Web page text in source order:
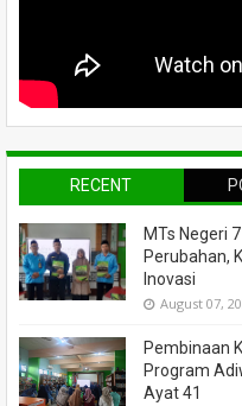
RECENT
MTs Negeri
Perubahan,
Inovasi
August 07,
Pembinaan
Program
Ayat 41